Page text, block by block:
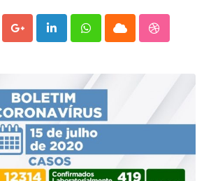
Google+LinkedInWhatsappCloud